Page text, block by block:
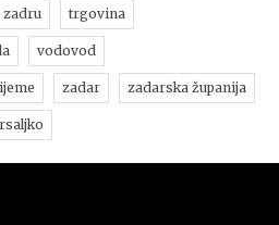
zadru trgovina
vodovod
zadar zadarska županija